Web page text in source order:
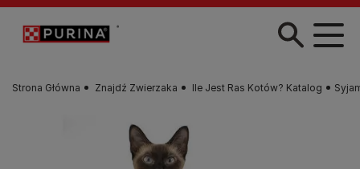
Przejdź do treści
Strona Główna Znajdź Zwierzaka Ile Jest Ras Kotów? Katalog